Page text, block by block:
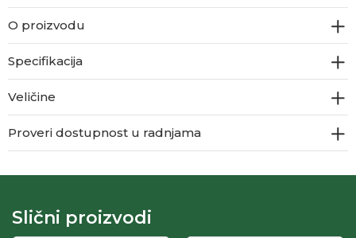
O proizvodu
Specifikacija
Veličine
Proveri dostupnost u radnjama
Slični proizvodi